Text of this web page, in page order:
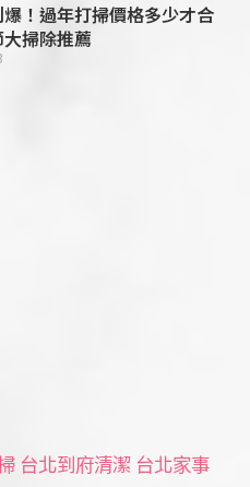
！過年打掃價格多少才合
掃除推薦
台北到府清潔 台北家事